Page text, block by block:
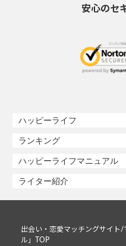
安心のセ
ハッピーライフ
ランキング
ハッピーライフマニュアル
ライター紹介
出会い・恋愛マッチングサイト
ル」TOP